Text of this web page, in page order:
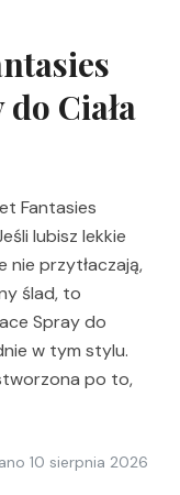
Ciała
Fantasies
lubisz lekkie
nie przytłaczają,
ślad, to
Spray do
w tym stylu.
po to,
10 sierpnia 2026